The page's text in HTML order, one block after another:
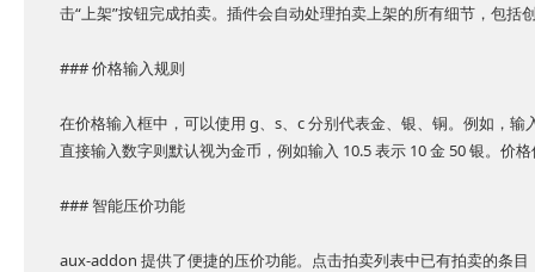
击“上架”按钮完成拍卖。插件会自动处理拍卖上架的所有细节，包括
### 价格输入规则
在价格输入框中，可以使用 g、s、c 分别代表金、银、铜。例如，输
直接输入数字则默认视为金币，例如输入 10.5 表示 10 金 50 银。价
### 智能压价功能
aux-addon 提供了便捷的压价功能。点击拍卖列表中已有拍卖的条